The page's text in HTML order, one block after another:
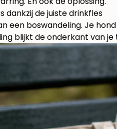
dankzij de juiste drinkfles
een boswandeling. Je
blijkt de onderkant van